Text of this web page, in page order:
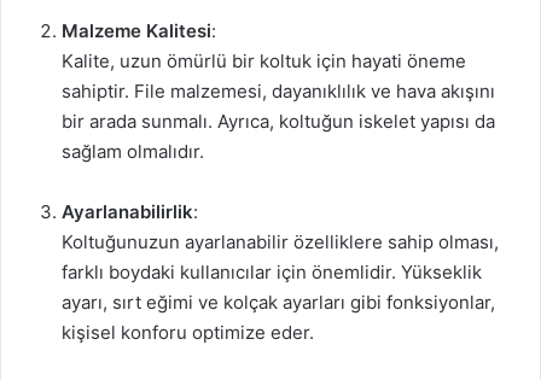
Malzeme Kalitesi:
Kalite, uzun ömürlü bir koltuk için hayati öneme
sahiptir. File malzemesi, dayanıklılık ve hava akışını
bir arada sunmalı. Ayrıca, koltuğun iskelet yapısı da
sağlam olmalıdır.
Ayarlanabilirlik:
Koltuğunuzun ayarlanabilir özelliklere sahip olması,
farklı boydaki kullanıcılar için önemlidir. Yükseklik
ayarı, sırt eğimi ve kolçak ayarları gibi fonksiyonlar,
kişisel konforu optimize eder.